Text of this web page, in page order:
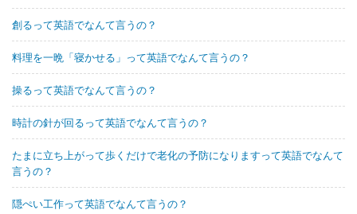
創るって英語でなんて言うの？
料理を一晩「寝かせる」って英語でなんて言うの？
操るって英語でなんて言うの？
時計の針が回るって英語でなんて言うの？
たまに立ち上がって歩くだけで老化の予防になりますって英語でなんて
言うの？
隠ぺい工作って英語でなんて言うの？